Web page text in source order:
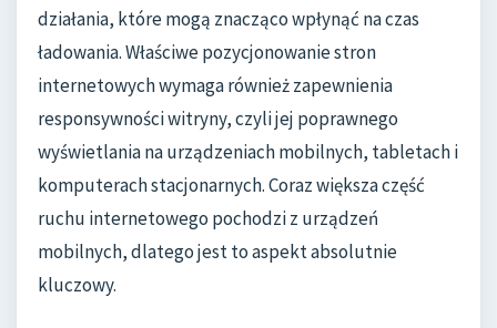
działania, które mogą znacząco wpłynąć na czas
ładowania. Właściwe pozycjonowanie stron
internetowych wymaga również zapewnienia
responsywności witryny, czyli jej poprawnego
wyświetlania na urządzeniach mobilnych, tabletach i
komputerach stacjonarnych. Coraz większa część
ruchu internetowego pochodzi z urządzeń
mobilnych, dlatego jest to aspekt absolutnie
kluczowy.